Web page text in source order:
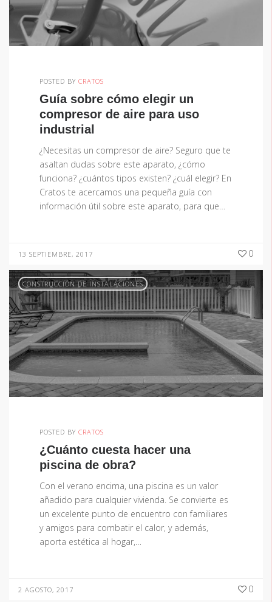
POSTED BYCRATOS
Guía sobre cómo elegir un
compresor de aire para uso
industrial
¿Necesitas un compresor de aire? Seguro que te
asaltan dudas sobre este aparato, ¿cómo
funciona? ¿cuántos tipos existen? ¿cuál elegir? En
Cratos te acercamos una pequeña guía con
información útil sobre este aparato, para que…
13 SEPTIEMBRE, 2017 0
CONSTRUCCIÓN DE INSTALACIONES
POSTED BYCRATOS
¿Cuánto cuesta hacer una
piscina de obra?
Con el verano encima, una piscina es un valor
añadido para cualquier vivienda. Se convierte es
un excelente punto de encuentro con familiares
y amigos para combatir el calor, y además,
aporta estética al hogar,…
2 AGOSTO, 2017 0